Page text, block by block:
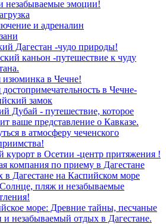
незабываемые эмоции!
и адреналин
Дагестан -чудо природы!
каньон -путешествие к чуду
изюминка в Чечне!
в Чечне-
замок
Дубай - путешествие, которое
ваше представление о Кавказе.
в атмосферу чеченского
курорт в Осетии -центр притяжения !
компания по приему в Дагестане
в Дагестане на Каспийском море
пляж и незабываемые
море: Древние тайны, песчаные
и незабываемый отдых в Дагестане.